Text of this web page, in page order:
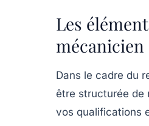
Les
mécanicien
Dans le cadre du
être structurée de
vos qualifications